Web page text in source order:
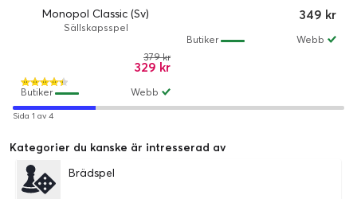
Monopol Classic (Sv)
Sällskapsspel
329 kr
379 kr
Webb
Butiker
349 kr
Webb
Butiker
Sida 1 av 4
Kategorier du kanske är intresserad av
Brädspel